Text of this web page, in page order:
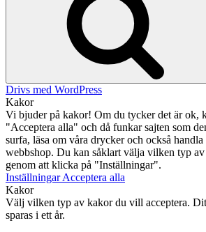
Drivs med WordPress
Kakor
Vi bjuder på kakor! Om du tycker det är ok,
"Acceptera alla" och då funkar sajten som
surfa, läsa om våra drycker och också
webbshop. Du kan såklart välja vilken typ
genom att klicka på "Inställningar".
InställningarAcceptera alla
Kakor
Välj vilken typ av kakor du vill acceptera.
sparas i ett år.